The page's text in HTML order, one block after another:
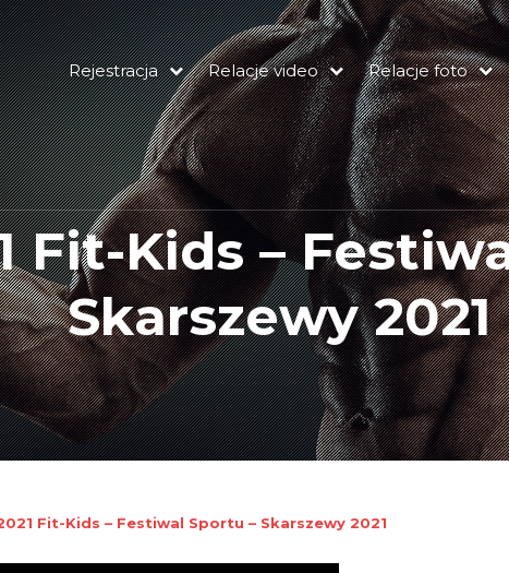
Rejestracja Relacje video Relacje foto
Fit-Kids –
Skarszewy 2021
Fit-Kids – Festiwal Sportu – Skarszewy 2021